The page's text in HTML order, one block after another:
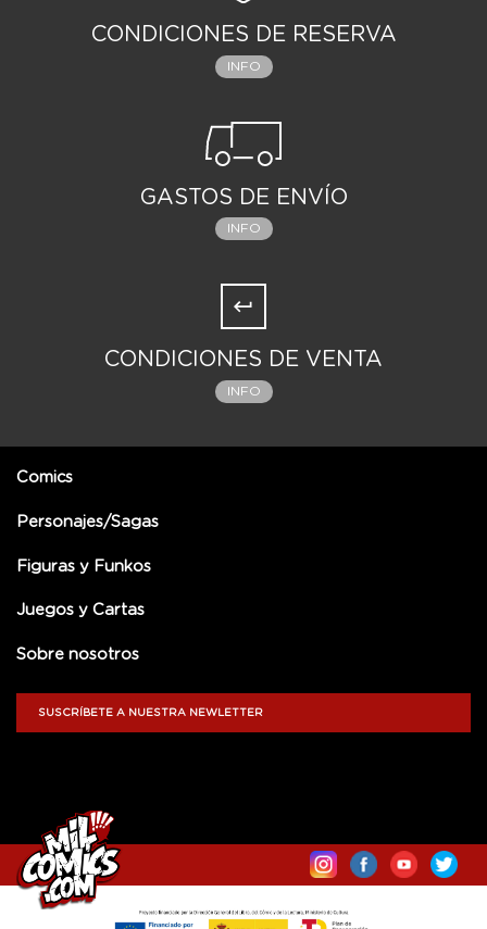
CONDICIONES DE RESERVA
INFO
GASTOS DE ENVÍO
INFO
CONDICIONES DE VENTA
INFO
Comics
Personajes/Sagas
Figuras y Funkos
Juegos y Cartas
Sobre nosotros
SUSCRÍBETE A NUESTRA NEWLETTER